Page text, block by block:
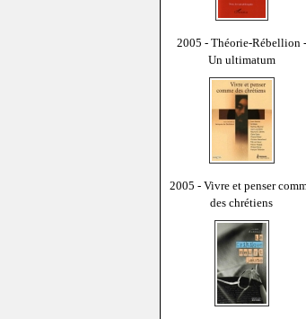
2005 - Théorie-Rébellion -
Un ultimatum
2005 - Vivre et penser
des chrétiens